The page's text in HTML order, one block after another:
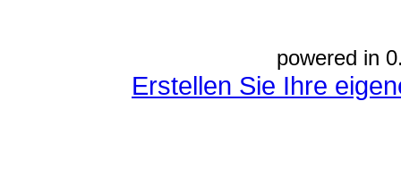
powered in
Erstellen Sie Ihre